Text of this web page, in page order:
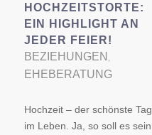
HOCHZEITSTORTE:
EIN HIGHLIGHT AN
JEDER FEIER!
BEZIEHUNGEN
EHEBERATUNG
Hochzeit – der schönste Tag
im Leben. Ja, so soll es sein